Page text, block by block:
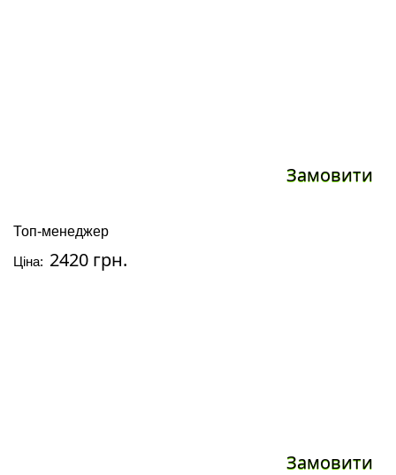
Замовити
Топ-менеджер
Ціна: 2420 грн.
Замовити